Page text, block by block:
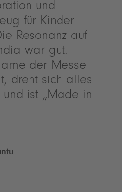
und
für Kinder
Resonanz auf
war gut.
der Messe
dreht sich alles
und ist „Made in